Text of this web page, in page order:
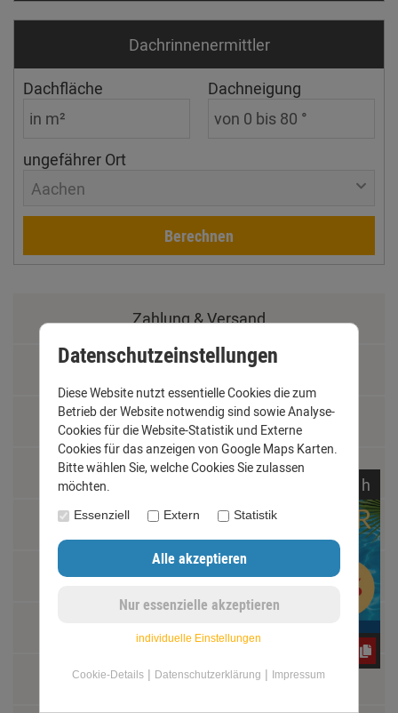
Dachrinnen­ermittler
Dachfläche Dachneigung
ungefährer Ort
Aachen
Berechnen
Zahlung & Versand
Datenschutz
AGB
Impressum
Kontakt
Widerrufsrecht
Vertrag widerrufen
h
Datenschutzeinstellungen
Diese Website nutzt essentielle Cookies die zum
Betrieb der Website notwendig sind sowie Analyse-
Cookies für die Website-Statistik und Externe
Cookies für das anzeigen von Google Maps Karten.
Bitte wählen Sie, welche Cookies Sie zulassen
möchten.
Essenziell Extern Statistik
individuelle Einstellungen
Cookie-Details | Datenschutzerklärung | Impressum